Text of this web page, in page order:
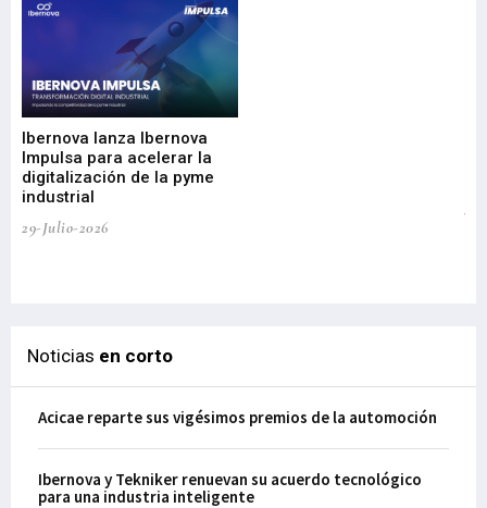
Ibernova lanza Ibernova
Impulsa para acelerar la
digitalización de la pyme
industrial
29-Julio-2026
Noticias en corto
Acicae reparte sus vigésimos premios de la automoción
Ibernova y Tekniker renuevan su acuerdo tecnológico
para una industria inteligente